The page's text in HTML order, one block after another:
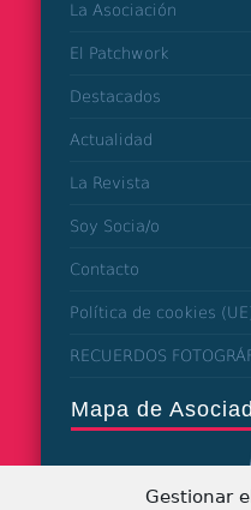
Gestionar
La Asociación
El Patchwork
Destacados
Actualidad
La Revista
Soy Socia/o
Contacto
Política de cookies
RECUERDOS
Mapa de